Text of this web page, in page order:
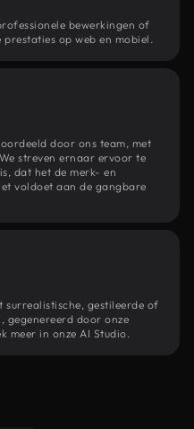
bewerkingen of
op web en mobiel.
door ons team, met
streven ernaar ervoor te
dat het de merk- en
voldoet aan de gangbare
surrealistische, gestileerde of
gegenereerd door onze
meer in onze AI Studio.